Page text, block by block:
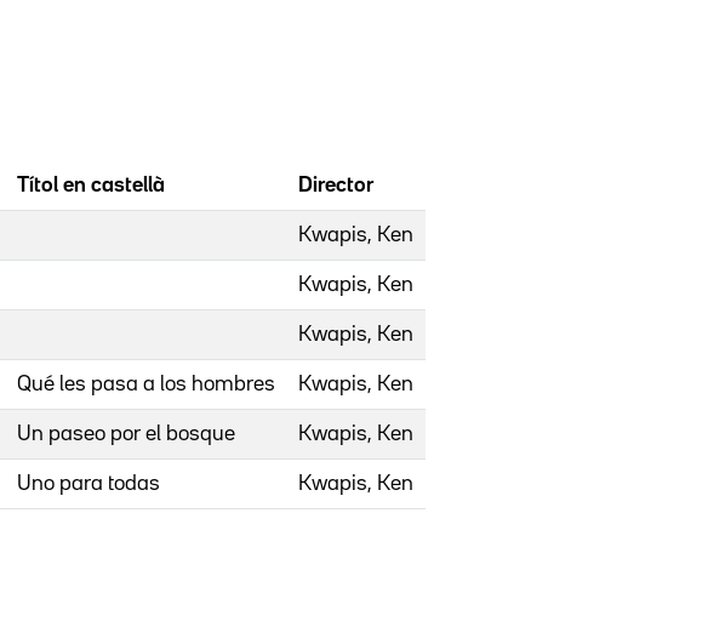
Títol en castellà Director
Kwapis, Ken
Kwapis, Ken
Kwapis, Ken
Qué les pasa a los hombres Kwapis, Ken
Un paseo por el bosque Kwapis, Ken
Uno para todas Kwapis, Ken